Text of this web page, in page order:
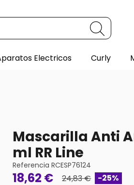
Electricos Curly
Mascarilla Anti
ml RR Line
ReferenciaRCESP76124
18,62 € 24,83 € -25%